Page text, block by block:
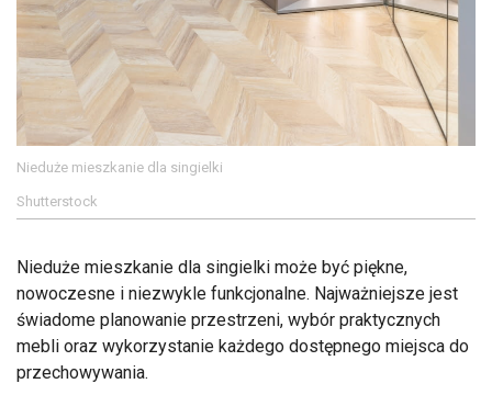
Nieduże mieszkanie dla singielki
Shutterstock
Nieduże mieszkanie dla singielki może być piękne,
nowoczesne i niezwykle funkcjonalne. Najważniejsze jest
świadome planowanie przestrzeni, wybór praktycznych
mebli oraz wykorzystanie każdego dostępnego miejsca do
przechowywania.